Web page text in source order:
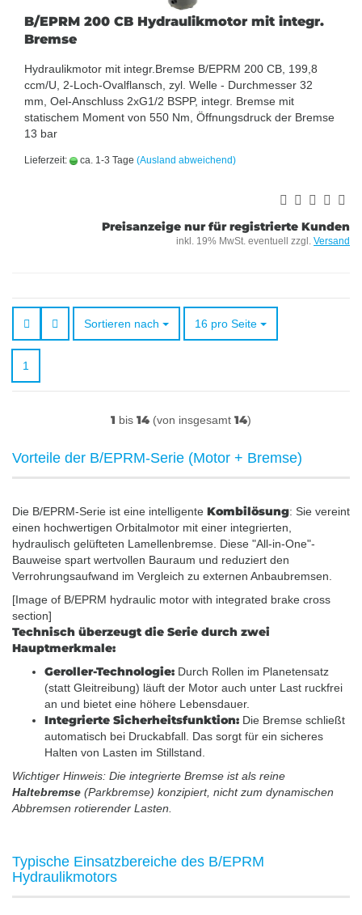
B/EPRM 200 CB Hydraulikmotor mit integr.
Bremse
Hydraulikmotor mit integr.Bremse B/EPRM 200 CB, 199,8
ccm/U, 2-Loch-Ovalflansch, zyl. Welle - Durchmesser 32
mm, Oel-Anschluss 2xG1/2 BSPP, integr. Bremse mit
statischem Moment von 550 Nm, Öffnungsdruck der Bremse
13 bar
Lieferzeit: ca. 1-3 Tage (Ausland abweichend)
Preisanzeige nur für registrierte Kunden
inkl. 19% MwSt. eventuell zzgl. Versand
Sortieren nach
Sortieren nach 16 pro Seite
pro Seite
1
1 bis 14 (von insgesamt 14)
Vorteile der B/EPRM-Serie (Motor + Bremse)
Die B/EPRM-Serie ist eine intelligente Kombilösung: Sie vereint
einen hochwertigen Orbitalmotor mit einer integrierten,
hydraulisch gelüfteten Lamellenbremse. Diese "All-in-One"-
Bauweise spart wertvollen Bauraum und reduziert den
Verrohrungsaufwand im Vergleich zu externen Anbaubremsen.
[Image of B/EPRM hydraulic motor with integrated brake cross
section]
Technisch überzeugt die Serie durch zwei
Hauptmerkmale:
Geroller-Technologie: Durch Rollen im Planetensatz
(statt Gleitreibung) läuft der Motor auch unter Last ruckfrei
an und bietet eine höhere Lebensdauer.
Integrierte Sicherheitsfunktion: Die Bremse schließt
automatisch bei Druckabfall. Das sorgt für ein sicheres
Halten von Lasten im Stillstand.
Wichtiger Hinweis: Die integrierte Bremse ist als reine
Haltebremse (Parkbremse) konzipiert, nicht zum dynamischen
Abbremsen rotierender Lasten.
Typische Einsatzbereiche des B/EPRM
Hydraulikmotors